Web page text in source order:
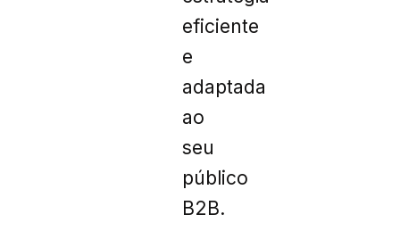
eficiente
e
adaptada
ao
seu
público
B2B.